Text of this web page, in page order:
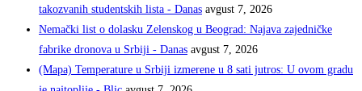
takozvanih studentskih lista - Danas avgust 7, 2026
Nemački list o dolasku Zelenskog u Beograd: Najava zajedničke
fabrike dronova u Srbiji - Danas avgust 7, 2026
(Mapa) Temperature u Srbiji izmerene u 8 sati jutros: U ovom gradu